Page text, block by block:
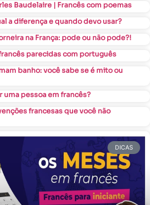
Baudelaire | Francês com poemas
a diferença e quando devo usar?
na França: pode ou não pode?!
parecidas com português
banho: você sabe se é mito ou
uma pessoa em francês?
francesas que você não
DICAS